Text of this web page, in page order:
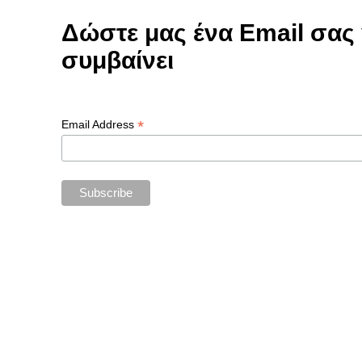
Δώστε μας ένα Email σας
συμβαίνει
Email Address *